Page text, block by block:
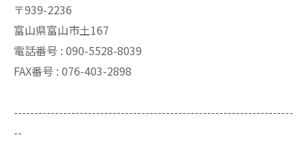
〒939-2236
富山県富山市土167
電話番号 : 090-5528-8039
FAX番号 : 076-403-2898
--------------------------------------------------------------------
--